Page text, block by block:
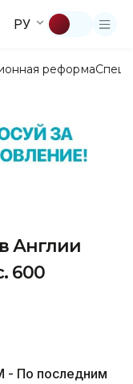
РУ
реформа
Англии
600
По последним